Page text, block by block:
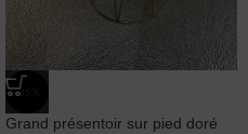
-35%
Grand présentoir sur pied doré